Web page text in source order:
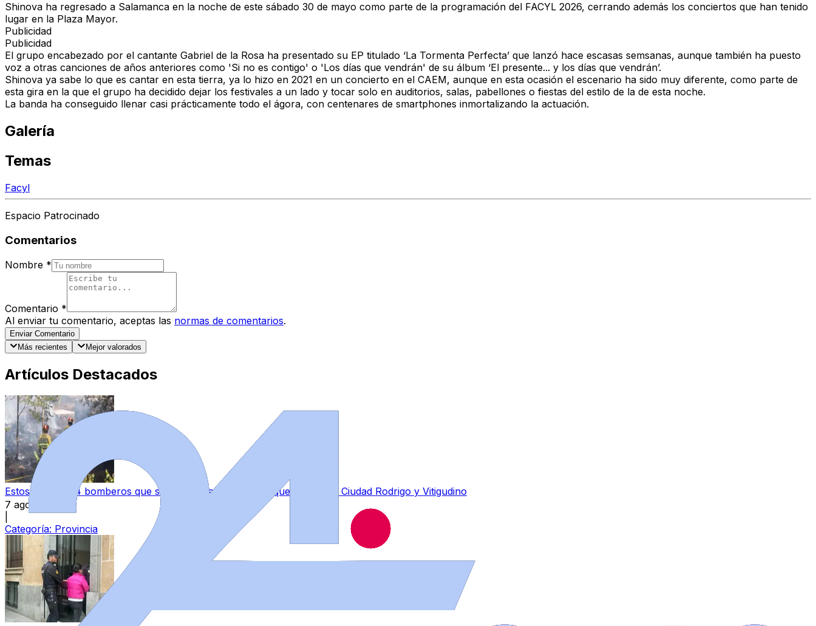
Shinova ha regresado a Salamanca en la noche de este sábado 30 de mayo como parte de la programación del FACYL 2026, cerrando además los conciertos que han tenido
lugar en la Plaza Mayor.
Publicidad
Publicidad
El grupo encabezado por el cantante Gabriel de la Rosa ha presentado su EP titulado ‘La Tormenta Perfecta’ que lanzó hace escasas semsanas, aunque también ha puesto
voz a otras canciones de años anteriores como 'Si no es contigo' o 'Los días que vendrán' de su álbum ‘El presente... y los días que vendrán’.
Shinova ya sabe lo que es cantar en esta tierra, ya lo hizo en 2021 en un concierto en el CAEM, aunque en esta ocasión el escenario ha sido muy diferente, como parte de
esta gira en la que el grupo ha decidido dejar los festivales a un lado y tocar solo en auditorios, salas, pabellones o fiestas del estilo de la de esta noche.
La banda ha conseguido llenar casi prácticamente todo el ágora, con centenares de smartphones inmortalizando la actuación.
Galería
Temas
Facyl
Espacio Patrocinado
Comentarios
Nombre *
Comentario *
Al enviar tu comentario, aceptas las normas de comentarios.
Enviar Comentario
Más recientes
Mejor valorados
Artículos Destacados
Estos son los 34 bomberos que se incorporarán a los parques de Béjar, Ciudad Rodrigo y Vitigudino
7 ago 2026
Categoría: Provincia